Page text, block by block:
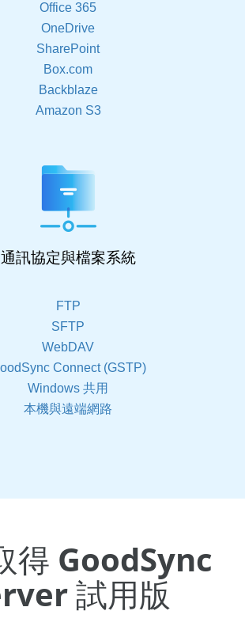
Office 365
OneDrive
SharePoint
Box.com
Backblaze
Amazon S3
通訊協定與檔案系統
FTP
SFTP
WebDAV
Connect (GSTP)
Windows 共用
本機與遠端網路
得 GoodSync
試用版